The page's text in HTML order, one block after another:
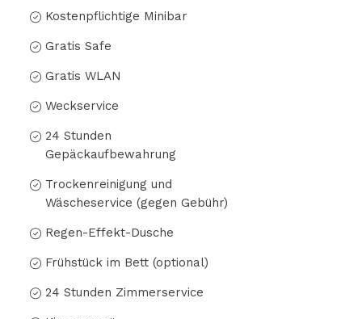
Kostenpflichtige Minibar
Gratis Safe
Gratis WLAN
Weckservice
24 Stunden
Gepäckaufbewahrung
Trockenreinigung und
Wäscheservice (gegen Gebühr)
Regen-Effekt-Dusche
Frühstück im Bett (optional)
24 Stunden Zimmerservice